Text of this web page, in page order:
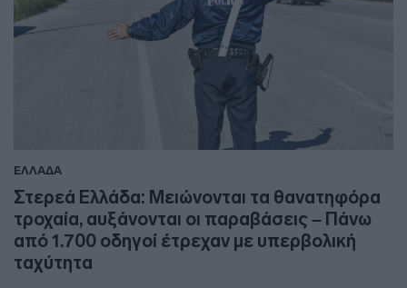
ΕΛΛΑΔΑ
Στερεά Ελλάδα: Μειώνονται τα θανατηφόρα
τροχαία, αυξάνονται οι παραβάσεις – Πάνω
από 1.700 οδηγοί έτρεχαν με υπερβολική
ταχύτητα